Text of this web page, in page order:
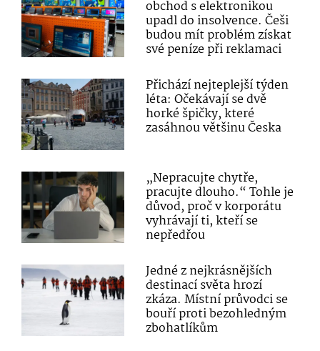
obchod s elektronikou
upadl do insolvence. Češi
budou mít problém získat
své peníze při reklamaci
Přichází nejteplejší týden
léta: Očekávají se dvě
horké špičky, které
zasáhnou většinu Česka
„Nepracujte chytře,
pracujte dlouho.“ Tohle je
důvod, proč v korporátu
vyhrávají ti, kteří se
nepředřou
Jedné z nejkrásnějších
destinací světa hrozí
zkáza. Místní průvodci se
bouří proti bezohledným
zbohatlíkům